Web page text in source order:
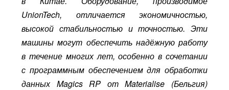
UnionTech, отличается экономичностью,
высокой стабильностью и точностью. Эти
машины могут обеспечить надёжную работу
в течение многих лет, особенно в сочетании
с программным обеспечением для обработки
данных Magics RP от Materialise (Бельгия)